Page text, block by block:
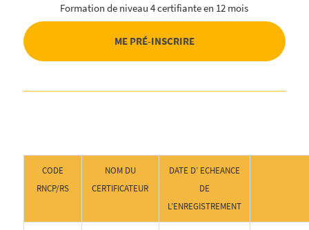
Formation de niveau 4 certifiante en 12 mois
ME PRÉ-INSCRIRE
CODE
RNCP/RS
NOM DU
CERTIFICATEUR
DATE D’ ECHEANCE
DE
L’ENREGISTREMENT